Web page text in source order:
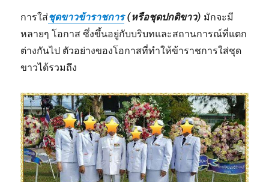
การใส่ชุดขาวข้าราชการ(หรือชุดปกติขาว) มักจะมี
หลายๆ โอกาส ซึ่งขึ้นอยู่กับบริบทและสถานการณ์ที่แตก
ต่างกันไป ตัวอย่างของโอกาสที่ทำให้ข้าราชการใส่ชุด
ขาวได้รวมถึง